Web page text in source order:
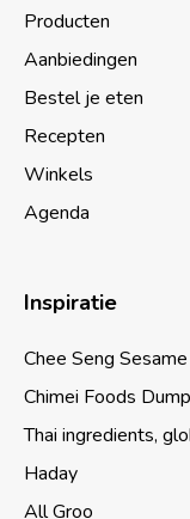
Producten
Aanbiedingen
Bestel je eten
Recepten
Winkels
Agenda
Inspiratie
Chee Seng
Chimei Foods
Thai ingredients,
Haday
All Groo